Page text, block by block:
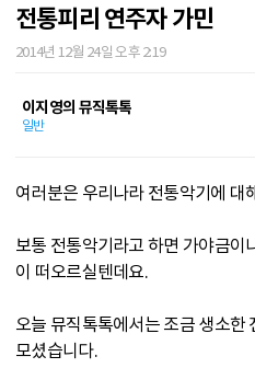
전통피리 연주자 가민
2014년 12월 24일 오후 2:19
이지영의 뮤직톡톡
일반
여러분은 우리나라 전통악기에 대
보통 전통악기라고 하면 가야금이
이 떠오르실텐데요.
오늘 뮤직톡톡에서는 조금 생소한
모셨습니다.